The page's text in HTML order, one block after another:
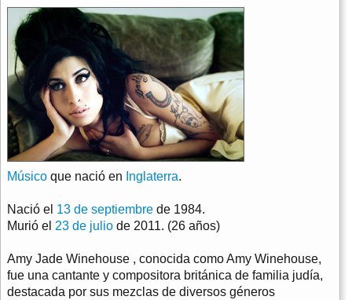
Músico que nació en Inglaterra.
Nació el 13 de septiembre de 1984.
Murió el 23 de julio de 2011. (26 años)
Amy Jade Winehouse , conocida como Amy Winehouse,
fue una cantante y compositora británica de familia judía,
destacada por sus mezclas de diversos géneros